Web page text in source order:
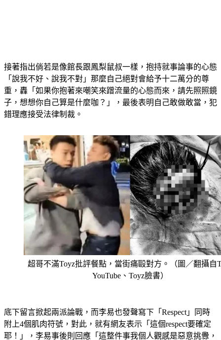
「說我不好、說我不對」那麼自己絕對會給予十二萬分的尊
重，轟「如果你抱著來嘲笑來蹭流量的心態而來，請先照照鏡
子，想想你自己算是什麼咖？」，最後表明自己敢做敢當，犯
錯理應接受法律制裁。
超哥不滿Toyz批評餐點，當街痛毆對方。（圖／翻攝自
YouTube、Toyz臉書）
附上4個肌肉符號，對此，就有網友表示「這個respect要確定
耶！」，李易事後則回應「這整件事我個人觀感是惡意挑釁，
但打人本來就要承擔後續的法律責任，你有你的立場，我也尊